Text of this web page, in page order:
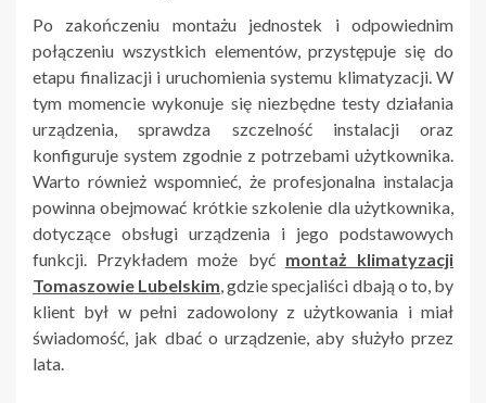
Po zakończeniu montażu jednostek i odpowiednim
połączeniu wszystkich elementów, przystępuje się do
etapu finalizacji i uruchomienia systemu klimatyzacji. W
tym momencie wykonuje się niezbędne testy działania
urządzenia, sprawdza szczelność instalacji oraz
konfiguruje system zgodnie z potrzebami użytkownika.
Warto również wspomnieć, że profesjonalna instalacja
powinna obejmować krótkie szkolenie dla użytkownika,
dotyczące obsługi urządzenia i jego podstawowych
funkcji. Przykładem może być montaż klimatyzacji
Tomaszowie Lubelskim, gdzie specjaliści dbają o to, by
klient był w pełni zadowolony z użytkowania i miał
świadomość, jak dbać o urządzenie, aby służyło przez
lata.